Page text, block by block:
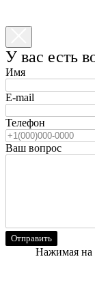
У вас есть
Имя
E-mail
Телефон
Ваш вопрос
Отправить
Нажимая на